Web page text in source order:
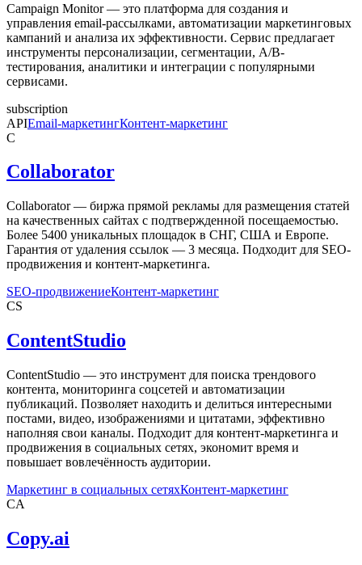
Campaign Monitor — это платформа для создания и
управления email-рассылками, автоматизации маркетинговых
кампаний и анализа их эффективности. Сервис предлагает
инструменты персонализации, сегментации, A/B-
тестирования, аналитики и интеграции с популярными
сервисами.
subscription
APIEmail-маркетингКонтент-маркетинг
C
Collaborator
Collaborator — биржа прямой рекламы для размещения статей
на качественных сайтах с подтвержденной посещаемостью.
Более 5400 уникальных площадок в СНГ, США и Европе.
Гарантия от удаления ссылок — 3 месяца. Подходит для SEO-
продвижения и контент-маркетинга.
SEO-продвижениеКонтент-маркетинг
CS
ContentStudio
ContentStudio — это инструмент для поиска трендового
контента, мониторинга соцсетей и автоматизации
публикаций. Позволяет находить и делиться интересными
постами, видео, изображениями и цитатами, эффективно
наполняя свои каналы. Подходит для контент-маркетинга и
продвижения в социальных сетях, экономит время и
повышает вовлечённость аудитории.
Маркетинг в социальных сетяхКонтент-маркетинг
CA
Copy.ai